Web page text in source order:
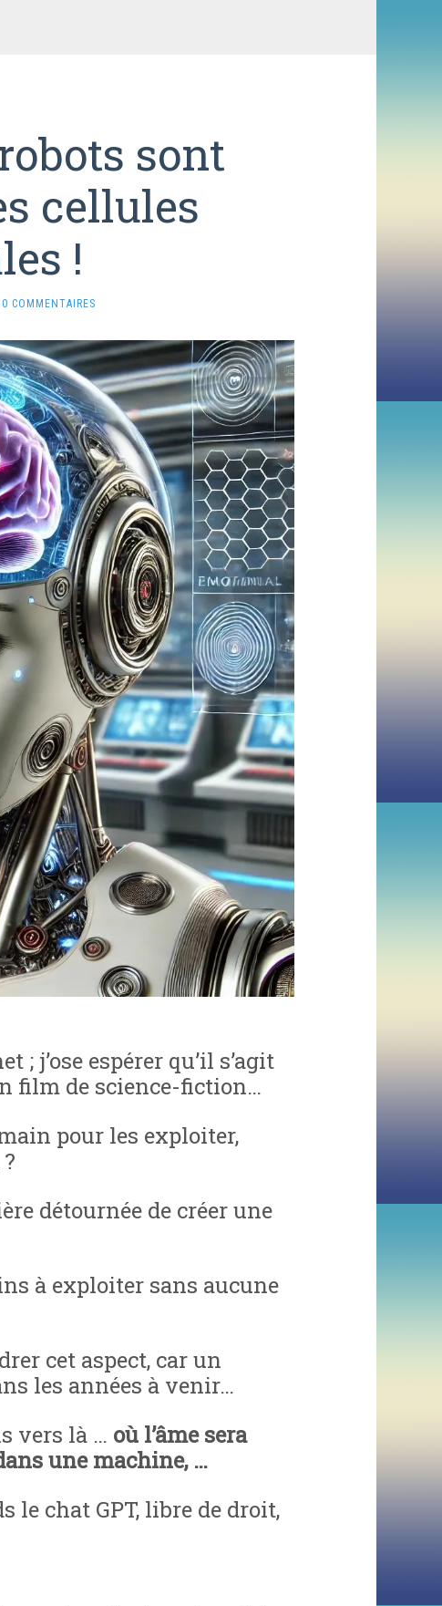
sont
cellules
!
0 COMMENTAIRES
; j’ose espérer qu’il s’agit
film de science-fiction…
pour les exploiter,
détournée de créer une
à exploiter sans aucune
cet aspect, car un
les années à venir…
vers là … où l’âme sera
une machine, …
le chat GPT, libre de droit,